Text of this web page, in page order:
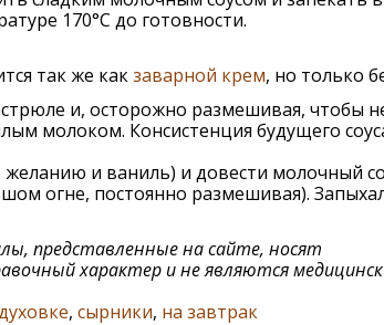
170°С до готовности.
так же какзаварной крем, но только
и, осторожно размешивая, чтобы
молоком. Консистенция будущего
желанию и ваниль) и довести молочный
огне, постоянно размешивая).
представленные на сайте, носят
характер и не являются
, сырники, на завтрак